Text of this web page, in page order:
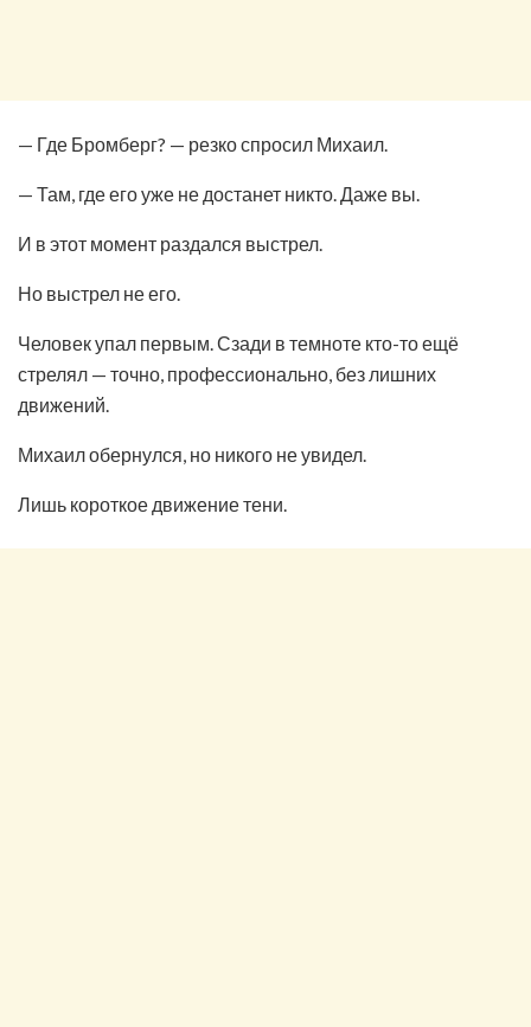
— Где Бромберг? — резко спросил Михаил.
— Там, где его уже не достанет никто. Даже вы.
И в этот момент раздался выстрел.
Но выстрел не его.
Человек упал первым. Сзади в темноте кто-то ещё
стрелял — точно, профессионально, без лишних
движений.
Михаил обернулся, но никого не увидел.
Лишь короткое движение тени.